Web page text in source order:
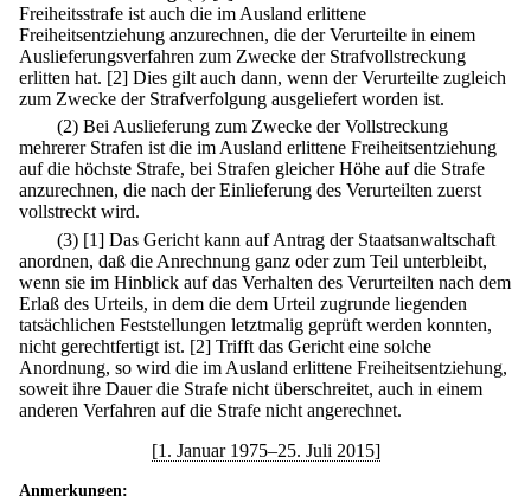
Freiheitsstrafe ist auch die im Ausland erlittene
Freiheitsentziehung anzurechnen, die der Verurteilte in einem
Auslieferungsverfahren zum Zwecke der Strafvollstreckung
erlitten hat. [2] Dies gilt auch dann, wenn der Verurteilte zugleich
zum Zwecke der Strafverfolgung ausgeliefert worden ist.
(2) Bei Auslieferung zum Zwecke der Vollstreckung
mehrerer Strafen ist die im Ausland erlittene Freiheitsentziehung
auf die höchste Strafe, bei Strafen gleicher Höhe auf die Strafe
anzurechnen, die nach der Einlieferung des Verurteilten zuerst
vollstreckt wird.
(3) [1] Das Gericht kann auf Antrag der Staatsanwaltschaft
anordnen, daß die Anrechnung ganz oder zum Teil unterbleibt,
wenn sie im Hinblick auf das Verhalten des Verurteilten nach dem
Erlaß des Urteils, in dem die dem Urteil zugrunde liegenden
tatsächlichen Feststellungen letztmalig geprüft werden konnten,
nicht gerechtfertigt ist. [2] Trifft das Gericht eine solche
Anordnung, so wird die im Ausland erlittene Freiheitsentziehung,
soweit ihre Dauer die Strafe nicht überschreitet, auch in einem
anderen Verfahren auf die Strafe nicht angerechnet.
[1. Januar 1975–25. Juli 2015]
Anmerkungen: